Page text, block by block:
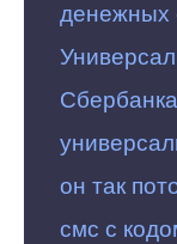
денежных
он так
смс с